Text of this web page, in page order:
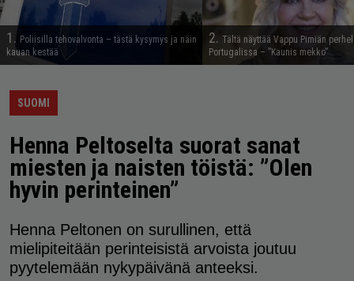
1. Poliisilla tehovalvonta – tästä kysymys ja näin
kauan kestää
2. Tältä näyttää Vappu Pimiän
Portugalissa – ”Kaunis mekko”
SUOMI
Henna Peltoselta suorat sanat
miesten ja naisten töistä: ”Olen
hyvin perinteinen”
Henna Peltonen on surullinen, että
mielipiteitään perinteisistä arvoista joutuu
pyytelemään nykypäivänä anteeksi.